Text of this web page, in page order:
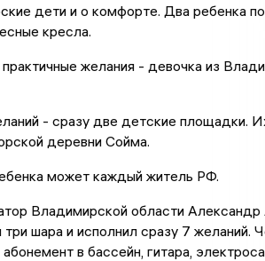
дети и о комфорте. Два ребенка
кресла.
желания - девочка из
- сразу две детские площадки.
деревни Сойма.
может каждый житель РФ.
Владимирской области
шара и исполнил сразу 7 желаний.
в бассейн, гитара,